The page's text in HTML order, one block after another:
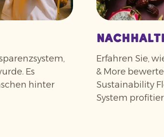
Es
hinter
Erfahren Sie,
& More
Sustainability
System